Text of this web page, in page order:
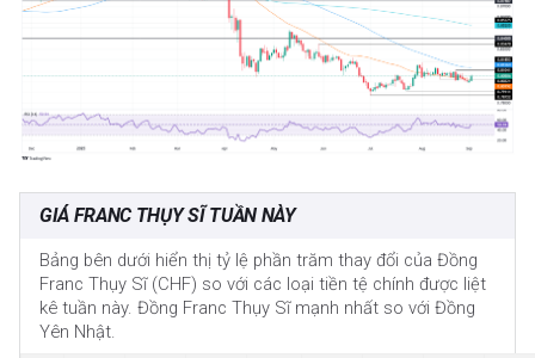
GIÁ FRANC THỤY SĨ TUẦN NÀY
Bảng bên dưới hiển thị tỷ lệ phần trăm thay đổi của Đồng
Franc Thụy Sĩ (CHF) so với các loại tiền tệ chính được liệt
kê tuần này. Đồng Franc Thụy Sĩ mạnh nhất so với Đồng
Yên Nhật.